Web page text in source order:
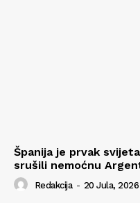
Španija je prvak
srušili nemoćnu
Redakcija - 20 Jula, 2026